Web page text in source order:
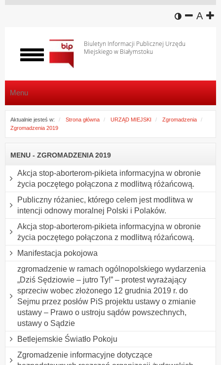
wersja
A
Biuletyn Informacji Publicznej Urzędu
Miejskiego w Białymstoku
Włącz
menu
Menu
Aktualnie jesteś w: Strona główna URZĄD MIEJSKI
Zgromadzenia
Zgromadzenia 2019
MENU - ZGROMADZENIA 2019
Akcja stop-aborterom-pikieta informacyjna w obronie
życia poczętego połączona z modlitwą różańcową.
Publiczny różaniec, którego celem jest modlitwa w
intencji odnowy moralnej Polski i Polaków.
Akcja stop-aborterom-pikieta informacyjna w obronie
życia poczętego połączona z modlitwą różańcową.
Manifestacja pokojowa
zgromadzenie w ramach ogólnopolskiego wydarzenia
„Dziś Sędziowie – jutro Ty!” – protest wyrażający
sprzeciw wobec złożonego 12 grudnia 2019 r. do
Sejmu przez posłów PiS projektu ustawy o zmianie
ustawy – Prawo o ustroju sądów powszechnych,
ustawy o Sądzie
Betlejemskie Światło Pokoju
Zgromadzenie informacyjne dotyczące